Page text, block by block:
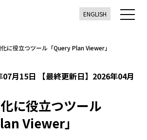
ENGLISH
に役立つツール「Query Plan Viewer」
07月15日 【最終更新日】2026年04月
に役立つツール
Viewer」